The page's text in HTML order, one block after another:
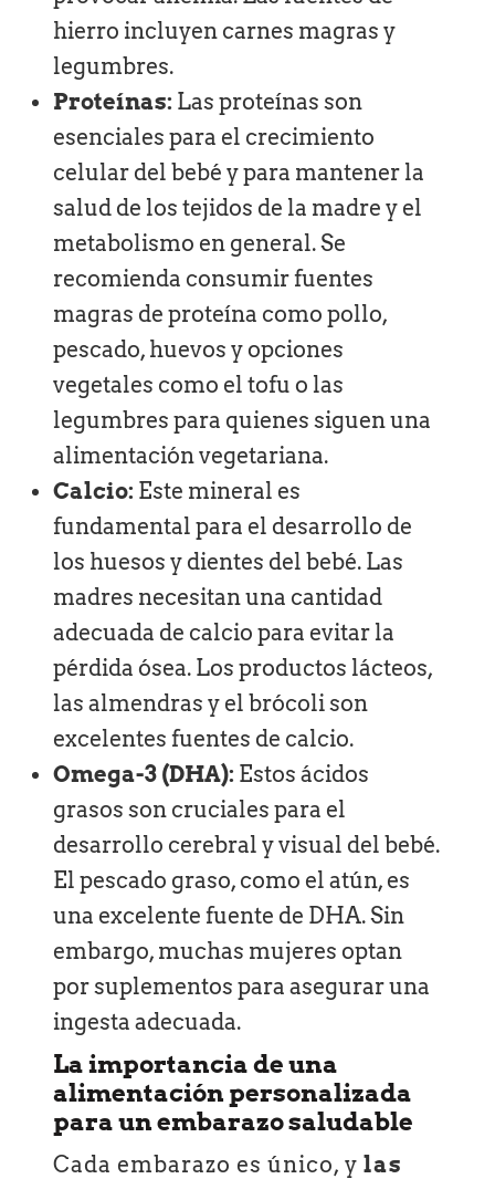
hierro incluyen carnes magras y
legumbres.
Proteínas: Las proteínas son
esenciales para el crecimiento
celular del bebé y para mantener la
salud de los tejidos de la madre y el
metabolismo en general. Se
recomienda consumir fuentes
magras de proteína como pollo,
pescado, huevos y opciones
vegetales como el tofu o las
legumbres para quienes siguen una
alimentación vegetariana.
Calcio: Este mineral es
fundamental para el desarrollo de
los huesos y dientes del bebé. Las
madres necesitan una cantidad
adecuada de calcio para evitar la
pérdida ósea. Los productos lácteos,
las almendras y el brócoli son
excelentes fuentes de calcio.
Omega-3 (DHA): Estos ácidos
grasos son cruciales para el
desarrollo cerebral y visual del bebé.
El pescado graso, como el atún, es
una excelente fuente de DHA. Sin
embargo, muchas mujeres optan
por suplementos para asegurar una
ingesta adecuada.
La importancia de una
alimentación personalizada
para un embarazo saludable
Cada embarazo es único, ylas